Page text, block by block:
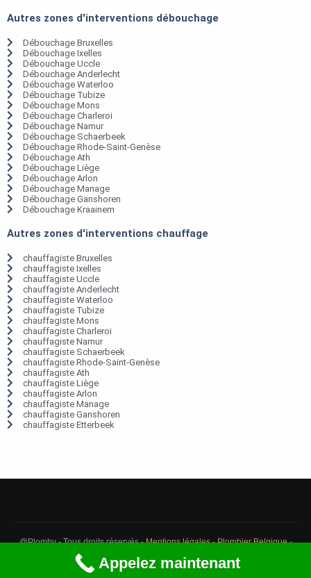
Autres zones d'interventions débouchage
Débouchage Bruxelles
Débouchage Ixelles
Débouchage Uccle
Débouchage Anderlecht
Débouchage Waterloo
Débouchage Tubize
Débouchage Mons
Débouchage Charleroi
Débouchage Namur
Débouchage Schaerbeek
Débouchage Rhode-Saint-Genèse
Débouchage Ath
Débouchage Liège
Débouchage Arlon
Débouchage Manage
Débouchage Ganshoren
Débouchage Kraainem
Autres zones d'interventions chauffage
chauffagiste Bruxelles
chauffagiste Ixelles
chauffagiste Uccle
chauffagiste Anderlecht
chauffagiste Waterloo
chauffagiste Tubize
chauffagiste Mons
chauffagiste Charleroi
chauffagiste Namur
chauffagiste Schaerbeek
chauffagiste Rhode-Saint-Genèse
chauffagiste Ath
chauffagiste Liège
chauffagiste Arlon
chauffagiste Manage
chauffagiste Ganshoren
chauffagiste Etterbeek
@Plomby - Tous droits réservés -Mentions légales-Plombier Belgique-
Débouchage Belgique
Appelez maintenant